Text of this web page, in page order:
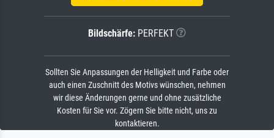
Bildschärfe: PERFEKT
Sollten Sie Anpassungen der Helligkeit und Farbe oder
auch einen Zuschnitt des Motivs wünschen, nehmen
wir diese Änderungen gerne und ohne zusätzliche
Kosten für Sie vor. Zögern Sie bitte nicht, uns zu
kontaktieren.